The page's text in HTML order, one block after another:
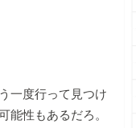
一度行って見つけ
能性もあるだろ。